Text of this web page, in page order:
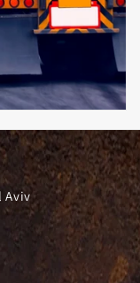
Aviv